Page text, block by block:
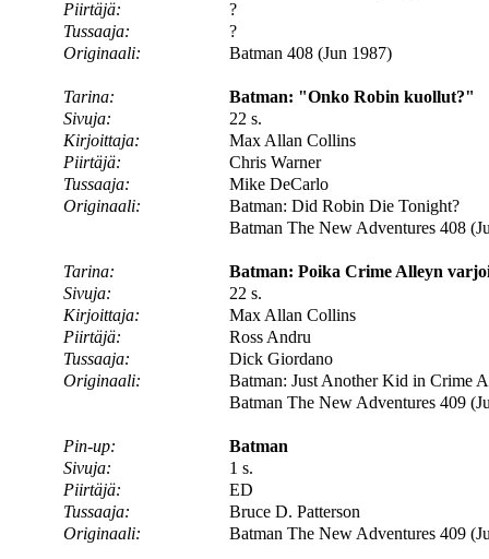
Piirtäjä:
?
Tussaaja:
?
Originaali:
Batman 408 (Jun 1987)
Tarina:
Batman: "Onko Robin kuollut?"
Sivuja:
22 s.
Kirjoittaja:
Max Allan Collins
Piirtäjä:
Chris Warner
Tussaaja:
Mike DeCarlo
Originaali:
Batman: Did Robin Die Tonight?
Batman The New Adventures 408
Tarina:
Batman: Poika Crime Alleyn
Sivuja:
22 s.
Kirjoittaja:
Max Allan Collins
Piirtäjä:
Ross Andru
Tussaaja:
Dick Giordano
Originaali:
Batman: Just Another Kid in Crime
Batman The New Adventures 409
Pin-up:
Batman
Sivuja:
1 s.
Piirtäjä:
ED
Tussaaja:
Bruce D. Patterson
Originaali:
Batman The New Adventures 409